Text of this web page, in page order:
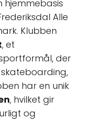
hjemmebasis
Alle
Klubben
, et
der
har en unik
, hvilket gir
og